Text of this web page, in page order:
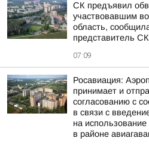
СК предъявил
участвовавшим
область,
представитель
07:09
Росавиация:
принимает и
согласованию с
в связи с
на
в районе